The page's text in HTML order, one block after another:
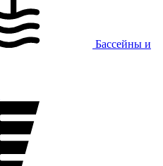
Бассейны и